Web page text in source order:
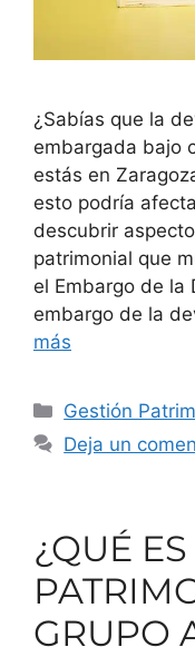
¿Sabías que la
embargada bajo
estás en
esto podría
descubrir
patrimonial que
el Embargo de la
embargo de la
más
Gestión
Deja un
¿QUÉ
GRUPO